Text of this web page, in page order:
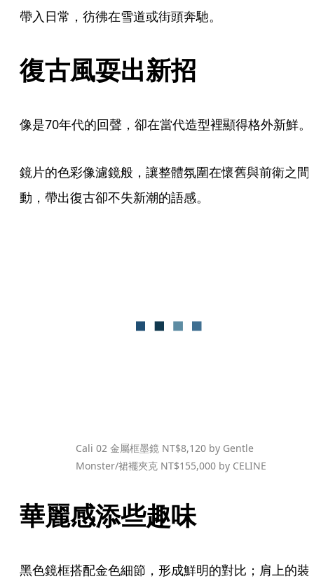
帶入日常，彷彿在雪道或街頭奔馳。
復古風耍出新招
像是70年代的回聲，卻在當代造型裡顯得格外新鮮。
鏡片的色彩像濾鏡般，讓整體氛圍在懷舊與前衛之間
動，帶出復古卻不失新潮的語感。
Cali 02 金屬框墨鏡 NT$8,120 by Gentle
Monster/裙襬夾克 NT$155,000 by CELINE
華麗感添些趣味
黑色鏡框搭配金色細節，形成鮮明的對比；肩上的裝